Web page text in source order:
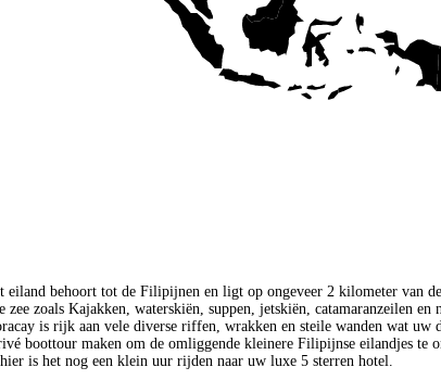
behoort tot de Filipijnen en ligt op ongeveer 2 kilometer van
zoals Kajakken, waterskiën, suppen, jetskiën, catamaranzeilen
is rijk aan vele diverse riffen, wrakken en steile wanden wat
boottour maken om de omliggende kleinere Filipijnse eilandjes te
is het nog een klein uur rijden naar uw luxe 5 sterren hotel.